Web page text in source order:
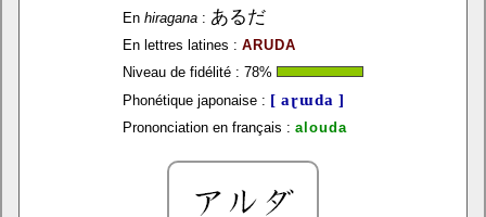
En hiragana : あるだ
En lettres latines : ARUDA
Niveau de fidélité : 78%
Phonétique japonaise : [ aɽɯda ]
Prononciation en français : alouda